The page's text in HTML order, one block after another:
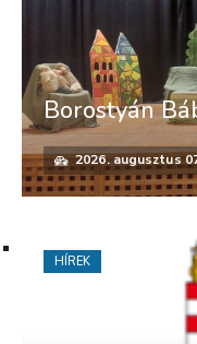
Borostyán
2026. augusztus
HÍREK